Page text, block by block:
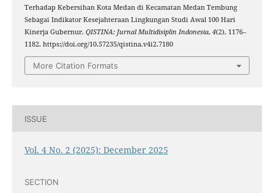
Terhadap Kebersihan Kota Medan di Kecamatan Medan Tembung
Sebagai Indikator Kesejahteraan Lingkungan Studi Awal 100 Hari
Kinerja Gubernur. QISTINA: Jurnal Multidisiplin Indonesia, 4(2), 1176–
1182. https://doi.org/10.57235/qistina.v4i2.7180
More Citation Formats
ISSUE
Vol. 4 No. 2 (2025): December 2025
SECTION